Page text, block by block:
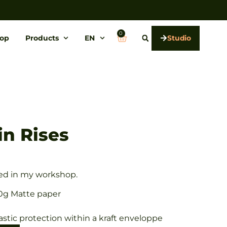
Products EN 0 Studio
Rises
in my workshop.
Matte paper
protection within a kraft enveloppe